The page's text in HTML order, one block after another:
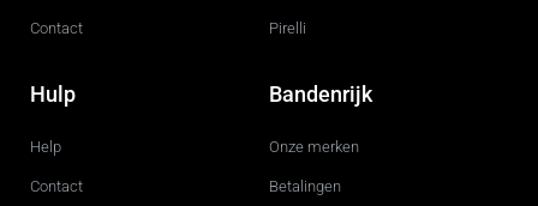
Contact Pirelli
Hulp
Help
Contact
Bandenrijk
Onze merken
Betalingen